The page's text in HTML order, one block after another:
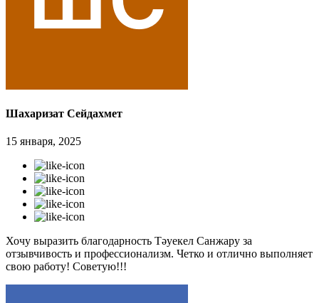
Шахаризат Сейдахмет
15 января, 2025
Хочу выразить благодарность Тәуекел Санжару за
отзывчивость и профессионализм. Четко и отлично выполняет
свою работу! Советую!!!